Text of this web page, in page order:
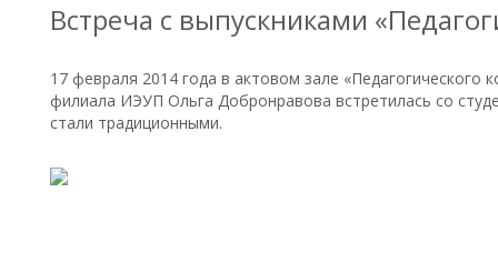
Встреча с выпускниками
17 февраля 2014 года в актовом зале «Педагогического
филиала ИЭУП Ольга Добронравова встретилась со
стали традиционными.